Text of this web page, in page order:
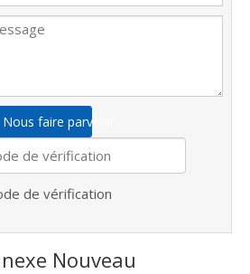
Nous faire parvenir
Nouveau